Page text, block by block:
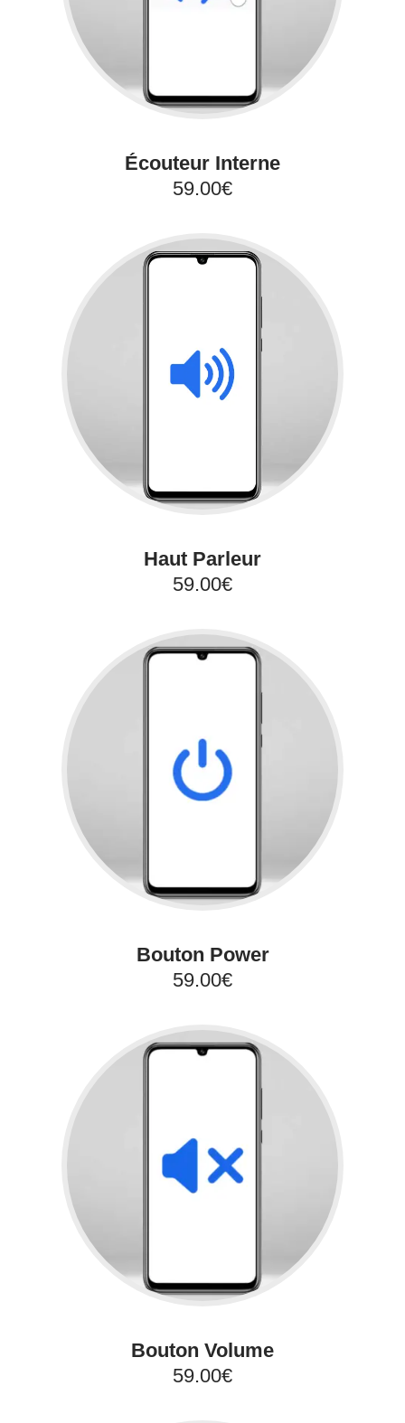
Écouteur Interne
59.00€
Haut Parleur
59.00€
Bouton Power
59.00€
Bouton Volume
59.00€